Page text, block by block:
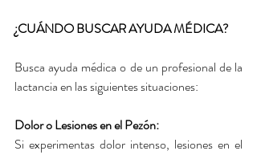
¿CUÁNDO BUSCAR AYUDA MÉDICA?
Busca ayuda médica o de un profesional de la
lactancia en las siguientes situaciones:
Dolor o Lesiones en el Pezón:
Si experimentas dolor intenso, lesiones en el